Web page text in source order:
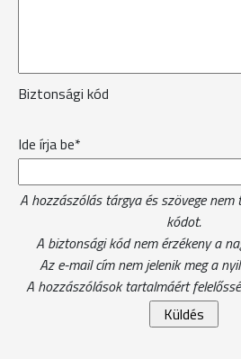
Biztonsági kód
Ide írja be*
A hozzászólás tárgya és szövege
kódot.
A biztonsági kód nem érzékeny a
Az e-mail cím nem jelenik meg a
A hozzászólások tartalmáért